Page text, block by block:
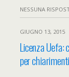
NESSUNA
GIUGNO 13, 2015
Licenza Uefa:
per chiarimenti